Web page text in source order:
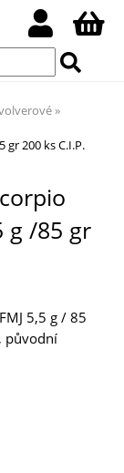
gr 200 ks C.I.P.
g /85 gr
5,5 g / 85
původní